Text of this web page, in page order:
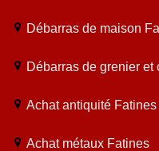
Débarras de maison
Débarras de grenier et
Achat antiquité Fatines
Achat métaux Fatines